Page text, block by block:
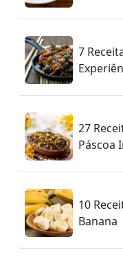
7
27
Páscoa
10
Banana